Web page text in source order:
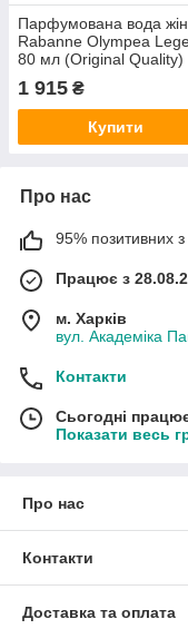
Парфумована вода
Rabanne Olympea
80 мл (Original Quality)
1 915 ₴
Купити
Про нас
95% позитивних з
Працює з
м. Харків
вул. Академіка
Контакти
Сьогодні
Показати весь
Про нас
Контакти
Доставка та оплата